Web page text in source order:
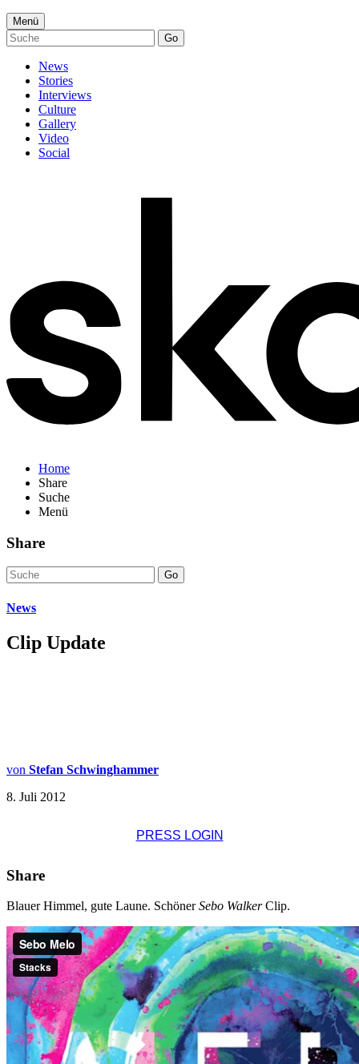
Menü
Go
News
Stories
Interviews
Culture
Gallery
Video
Social
Home
Share
Suche
Menü
Share
Go
News
Clip Update
von Stefan Schwinghammer
8. Juli 2012
PRESS LOGIN
Share
Blauer Himmel, gute Laune. SchönerSebo WalkerClip.